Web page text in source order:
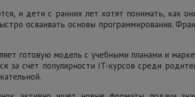
и дети с ранних лет хотят понимать, как
осваивать основы программирования.
готовую модель с учебными планами и
за счет популярности IT-курсов среди